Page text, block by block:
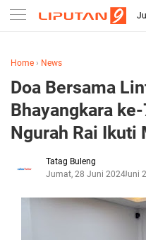
Home › News
Doa Bersama
Bhayangkara
Ngurah Rai Ikuti
Tatag Buleng
Jumat, 28 Juni 2024Juni